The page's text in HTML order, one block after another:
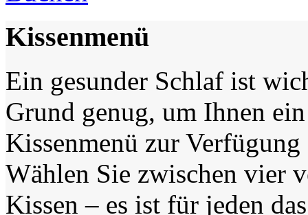
Kissenmenü
Ein gesunder Schlaf ist
Grund genug, um Ihnen
Kissenmenü zur
Wählen Sie zwischen vier
Kissen – es ist für jeden